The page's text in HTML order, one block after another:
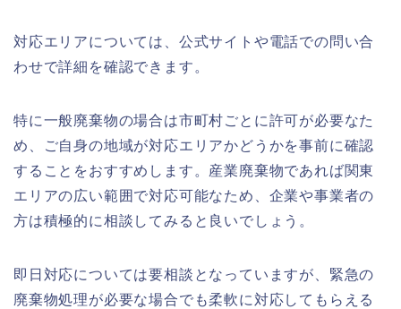
対応エリアについては、公式サイトや電話での問い合
わせで詳細を確認できます。
特に一般廃棄物の場合は市町村ごとに許可が必要なた
め、ご自身の地域が対応エリアかどうかを事前に確認
することをおすすめします。産業廃棄物であれば関東
エリアの広い範囲で対応可能なため、企業や事業者の
方は積極的に相談してみると良いでしょう。
即日対応については要相談となっていますが、緊急の
廃棄物処理が必要な場合でも柔軟に対応してもらえる